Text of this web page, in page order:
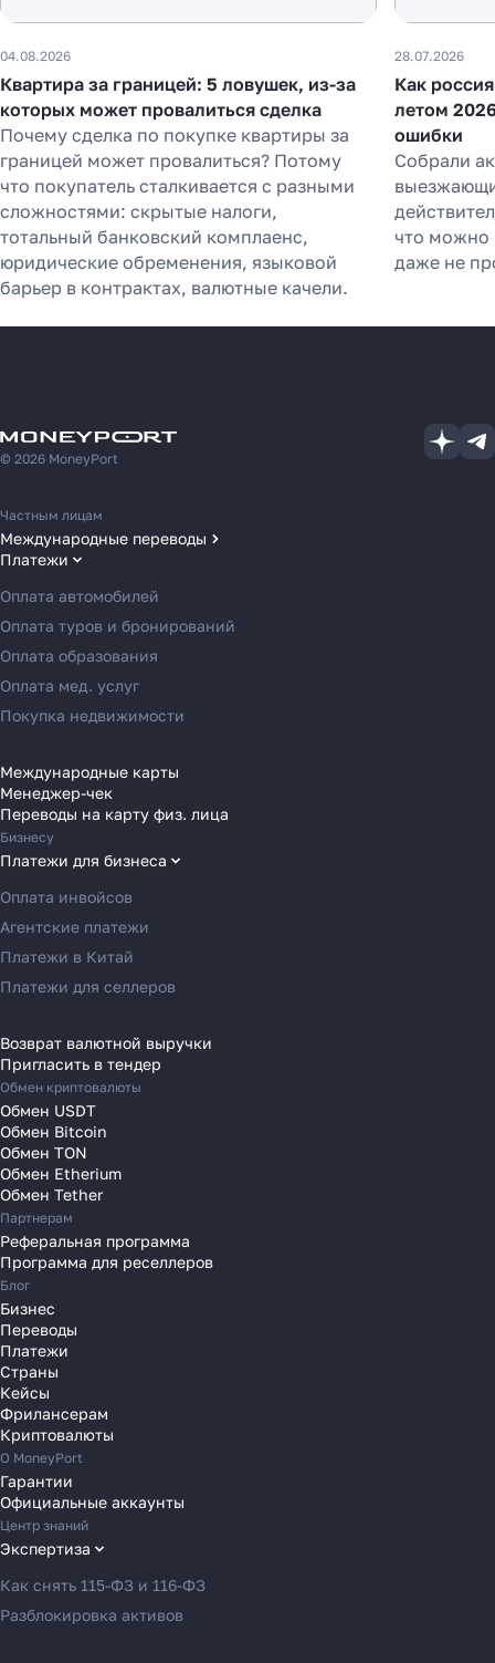
04.08.2026
Квартира за границей: 5 ловушек, из-за
которых может провалиться сделка
Почему сделка по покупке квартиры за
границей может провалиться? Потому
что покупатель сталкивается с разными
сложностями: скрытые налоги,
тотальный банковский комплаенс,
юридические обременения, языковой
барьер в контрактах, валютные качели.
28.07.2026
Как
летом
ошибки
Собрали
что можно
даже не
© 2026 MoneyPort
Частным лицам
Международные переводы
Переводы в США
Переводы в ОАЭ
Переводы в Европу
Переводы в Азию
Переводы в Россию
Переводы в Австрию
Переводы в Болгарию
Переводы в Венгрию
Переводы в Великобританию
Переводы в Грецию
Переводы в Германию
Переводы в Ирландию
Переводы в Испанию
Переводы в Италию
Переводы в Латвию
Переводы в Литву
Переводы в Молдавию
Переводы в Монако
Переводы в Нидерланды
Переводы в Польшу
Переводы в Португалию
Переводы в Румынию
Переводы в Сербию
Переводы в Словакию
Переводы в Словению
Переводы в Финляндию
Переводы в Францию
Переводы в Хорватию
Переводы в Черногорию
Переводы в Чехию
Переводы в Швейцарию
Переводы в Эстонию
Переводы в Азербайджан
Переводы в Армению
Платежи
Оплата автомобилей
Оплата туров и бронирований
Оплата образования
Оплата мед. услуг
Покупка недвижимости
Международные карты
Менеджер-чек
Переводы на карту физ. лица
Бизнесу
Платежи для бизнеса
Оплата инвойсов
Агентские платежи
Платежи в Китай
Платежи для селлеров
Возврат валютной выручки
Пригласить в тендер
Обмен криптовалюты
Обмен USDT
Обмен Bitcoin
Обмен TON
Обмен Etherium
Обмен Tether
Партнерам
Реферальная программа
Программа для реселлеров
Блог
Бизнес
Переводы
Платежи
Страны
Кейсы
Фрилансерам
Криптовалюты
О MoneyPort
Гарантии
Официальные аккаунты
Центр знаний
Экспертиза
Как снять 115-ФЗ и 116-ФЗ
Разблокировка активов
за 2 часа вместо 120
Рассказали, почему банки
уступили место платёжным
Узнать